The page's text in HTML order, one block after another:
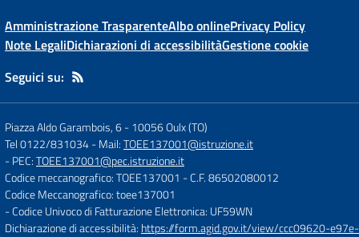
Amministrazione TrasparenteAlbo onlinePrivacy Policy
Note LegaliDichiarazioni di accessibilitàGestione cookie
Seguici su:
Piazza Aldo Garambois, 6-10056 Oulx (TO)
Tel 0122/831034- Mail:TOEE137001@istruzione.it
- PEC:TOEE137001@pec.istruzione.it
Codice meccanografico: TOEE137001 - C.F. 86502080012
Codice Meccanografico: toee137001
- Codice Univoco di Fatturazione Elettronica: UF59WN
Dichiarazione di accessibilità: https://form.agid.gov.it/view/ccc09620-